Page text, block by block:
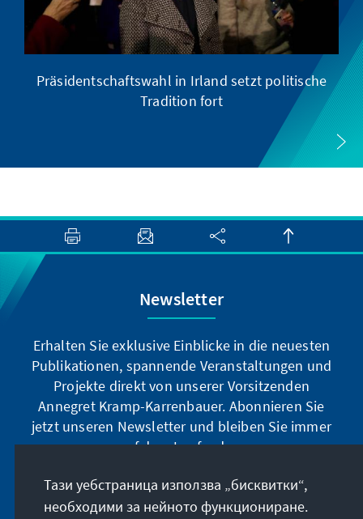
Präsidentschaftswahl in Irland setzt politische
Tradition fort
Newsletter
Erhalten Sie exklusive Einblicke in die neuesten
Publikationen, spannende Veranstaltungen und
Projekte direkt von unserer Vorsitzenden
Annegret Kramp-Karrenbauer. Abonnieren Sie
jetzt unseren Newsletter und bleiben Sie immer
auf dem Laufenden.
Jetzt abonnieren
Тази уебстраница използва „бисквитки“,
необходими за нейното функциониране.